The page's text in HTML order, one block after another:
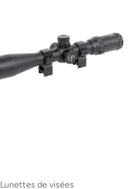
Lunettes de visées